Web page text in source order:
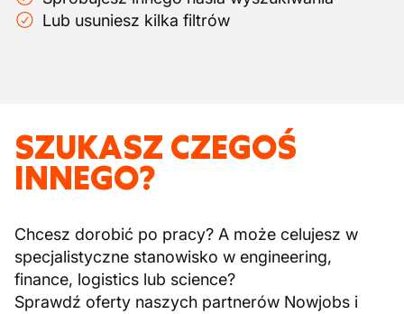
Lub usuniesz kilka filtrów
SZUKASZ CZEGOŚ
INNEGO?
Chcesz dorobić po pracy? A może celujesz w
specjalistyczne stanowisko w engineering,
finance, logistics lub science?
Sprawdź oferty naszych partnerów Nowjobs i